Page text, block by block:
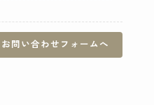
お問い合わせフォームへ